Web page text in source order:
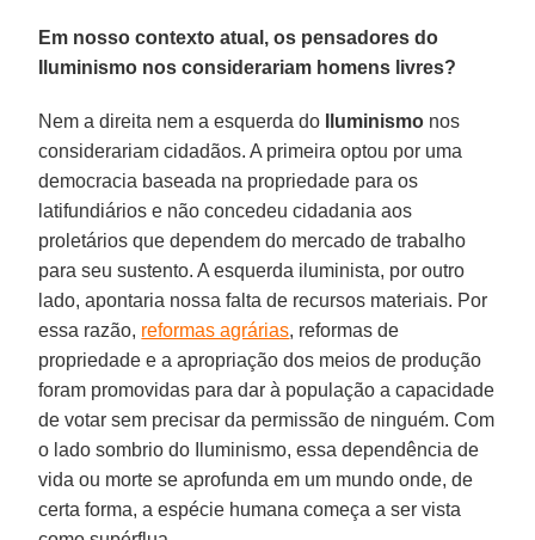
Em nosso contexto atual, os pensadores do
Iluminismo nos considerariam homens livres?
Nem a direita nem a esquerda do Iluminismo nos
considerariam cidadãos. A primeira optou por uma
democracia baseada na propriedade para os
latifundiários e não concedeu cidadania aos
proletários que dependem do mercado de trabalho
para seu sustento. A esquerda iluminista, por outro
lado, apontaria nossa falta de recursos materiais. Por
essa razão, reformas agrárias, reformas de
propriedade e a apropriação dos meios de produção
foram promovidas para dar à população a capacidade
de votar sem precisar da permissão de ninguém. Com
o lado sombrio do Iluminismo, essa dependência de
vida ou morte se aprofunda em um mundo onde, de
certa forma, a espécie humana começa a ser vista